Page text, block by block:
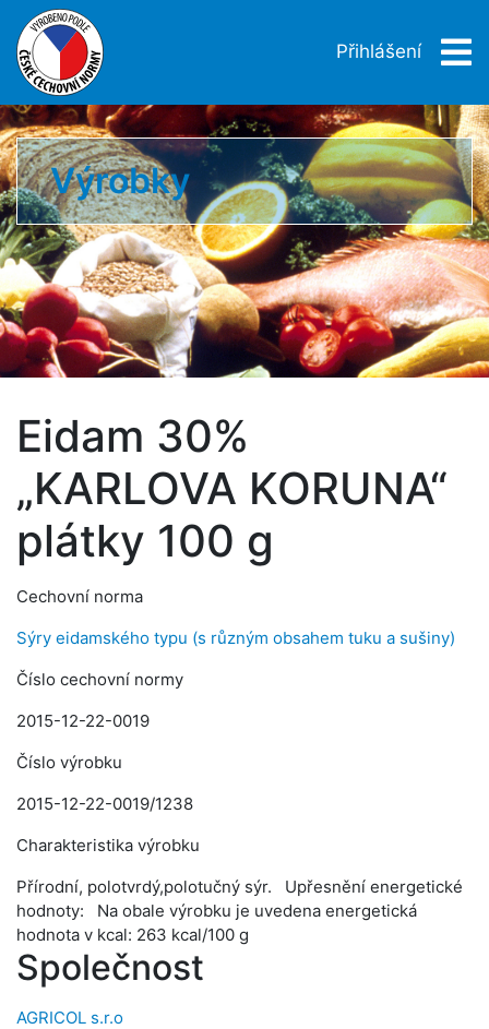
Přihlášení
Výrobky
Eidam 30%
„KARLOVA KORUNA“
plátky 100 g
Cechovní norma
Sýry eidamského typu (s různým obsahem tuku a sušiny)
Číslo cechovní normy
2015-12-22-0019
Číslo výrobku
2015-12-22-0019/1238
Charakteristika výrobku
Přírodní, polotvrdý,polotučný sýr. Upřesnění energetické
hodnoty: Na obale výrobku je uvedena energetická
hodnota v kcal: 263 kcal/100 g
Společnost
AGRICOL s.r.o